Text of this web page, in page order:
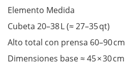
Elemento Medida
Cubeta 20–38 L (≈ 27–35 qt)
Alto total con prensa 60–90 cm
Dimensiones base ≈ 45 × 30 cm